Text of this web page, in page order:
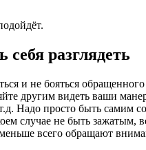
себя разглядеть
и не бояться
другим видеть ваши
Надо просто быть самим
случае не быть зажатым,
всего обращают